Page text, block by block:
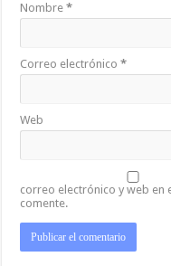
Nombre*
Correo electrónico*
Web
correo electrónico y web en
comente.